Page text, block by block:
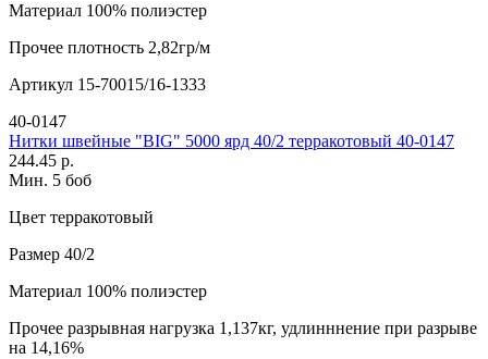
Материал 100% полиэстер
Прочее плотность 2,82гр/м
Артикул 15-70015/16-1333
40-0147
Нитки швейные "BIG" 5000 ярд 40/2 терракотовый 40-0147
244.45 р.
Мин. 5 боб
Цвет терракотовый
Размер 40/2
Материал 100% полиэстер
Прочее разрывная нагрузка 1,137кг, удлинннение при разрыве
на 14,16%